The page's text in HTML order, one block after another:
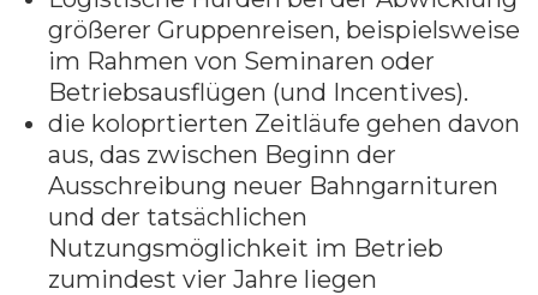
größerer Gruppenreisen, beispielsweise
im Rahmen von Seminaren oder
Betriebsausflügen (und Incentives).
die koloprtierten Zeitläufe gehen davon
aus, das zwischen Beginn der
Ausschreibung neuer Bahngarnituren
und der tatsächlichen
Nutzungsmöglichkeit im Betrieb
zumindest vier Jahre liegen